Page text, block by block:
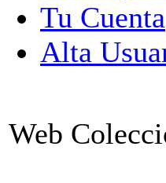
Tu Cuenta
Alta
Web